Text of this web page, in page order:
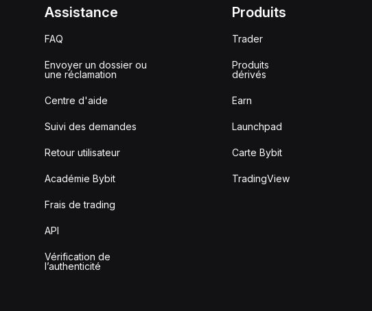
Assistance
FAQ
Envoyer un dossier ou
une réclamation
Centre d'aide
Suivi des demandes
Retour utilisateur
Académie Bybit
Frais de trading
API
Vérification de
l’authenticité
Produits
Trader
Produits
dérivés
Earn
Launchpad
Carte Bybit
TradingView